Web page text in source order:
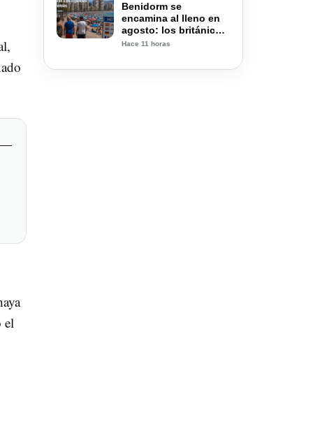
el
Benidorm se
encamina al lleno en
agosto: los británicos
ya superan a los
Hace 11 horas